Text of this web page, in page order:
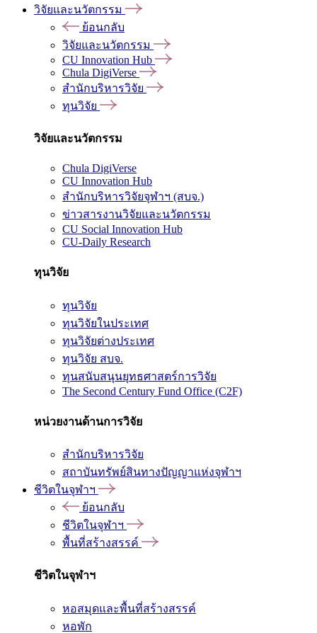
วิจัยและนวัตกรรม
ย้อนกลับ
วิจัยและนวัตกรรม
CU Innovation Hub
Chula DigiVerse
สำนักบริหารวิจัย
ทุนวิจัย
วิจัยและนวัตกรรม
Chula DigiVerse
CU Innovation Hub
สำนักบริหารวิจัยจุฬาฯ (สบจ.)
ข่าวสารงานวิจัยและนวัตกรรม
CU Social Innovation Hub
CU-Daily Research
ทุนวิจัย
ทุนวิจัย
ทุนวิจัยในประเทศ
ทุนวิจัยต่างประเทศ
ทุนวิจัย สบจ.
ทุนสนับสนุนยุทธศาสตร์การวิจัย
The Second Century Fund Office (C2F)
หน่วยงานด้านการวิจัย
สำนักบริหารวิจัย
สถาบันทรัพย์สินทางปัญญาแห่งจุฬาฯ
ชีวิตในจุฬาฯ
ย้อนกลับ
ชีวิตในจุฬาฯ
พื้นที่สร้างสรรค์
ชีวิตในจุฬาฯ
หอสมุดและพื้นที่สร้างสรรค์
หอพัก